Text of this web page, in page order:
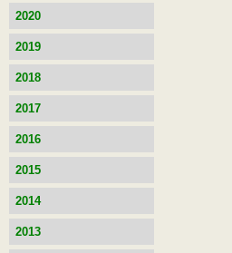
2020
2019
2018
2017
2016
2015
2014
2013